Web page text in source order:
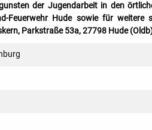
der Jugendarbeit in den
Feuerwehr Hude sowie für weitere
Parkstraße 53a, 27798 Hude